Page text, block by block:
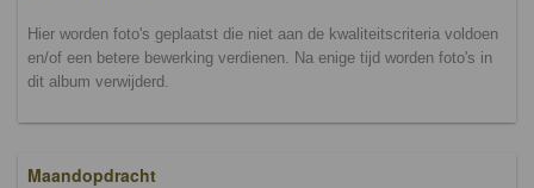
Hier worden foto's geplaatst die niet aan de kwaliteitscriteria voldoen
en/of een betere bewerking verdienen. Na enige tijd worden foto's in
dit album verwijderd.
Maandopdracht